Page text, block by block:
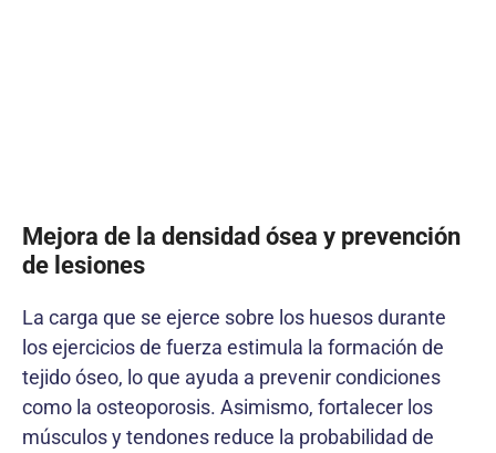
Mejora de la densidad ósea y prevención
de lesiones
La carga que se ejerce sobre los huesos durante
los ejercicios de fuerza estimula la formación de
tejido óseo, lo que ayuda a prevenir condiciones
como la osteoporosis. Asimismo, fortalecer los
músculos y tendones reduce la probabilidad de